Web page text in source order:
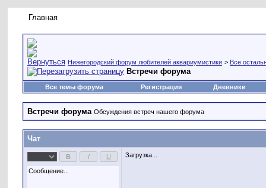
Главная
Нижегородский форум любителей аквариумистики > Все
Встречи форума
Все темы форума Регистрация Дневники
Встречи форума Обсуждения встреч нашего форума
Чат
Загрузка...